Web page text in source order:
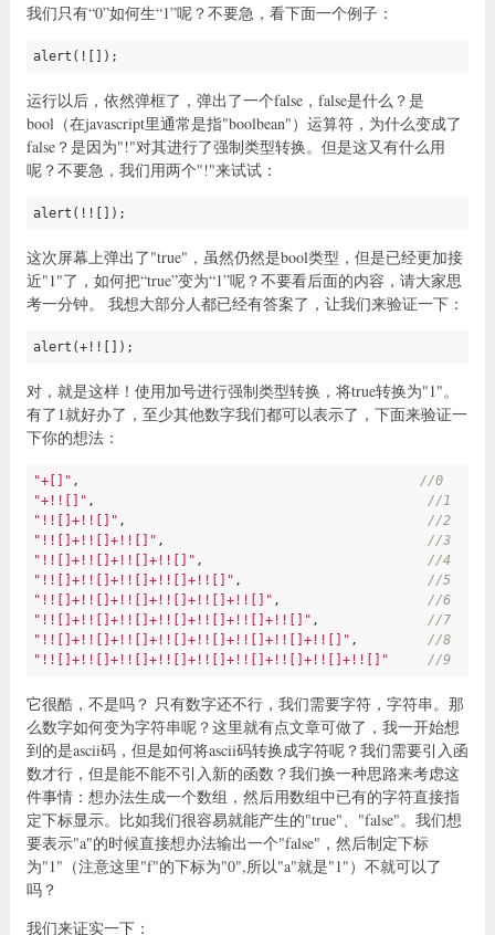
我们只有“0”如何生“1”呢？不要急，看下面一个例子：
alert(![]);
运行以后，依然弹框了，弹出了一个false，false是什么？是
bool（在javascript里通常是指"boolbean"）运算符，为什么变成了
false？是因为"!"对其进行了强制类型转换。但是这又有什么用
呢？不要急，我们用两个"!"来试试：
alert(!![]);
这次屏幕上弹出了"true"，虽然仍然是bool类型，但是已经更加接
近"1"了，如何把“true”变为“1”呢？不要看后面的内容，请大家思
考一分钟。 我想大部分人都已经有答案了，让我们来验证一下：
alert(+!![]);
对，就是这样！使用加号进行强制类型转换，将true转换为"1"。
有了1就好办了，至少其他数字我们都可以表示了，下面来验证一
下你的想法：
"+[]" , //0
"+!![]" , //1
"!![]+!![]" , //2
"!![]+!![]+!![]" , //3
"!![]+!![]+!![]+!![]" , //4
"!![]+!![]+!![]+!![]+!![]" , //5
"!![]+!![]+!![]+!![]+!![]+!![]" , //6
"!![]+!![]+!![]+!![]+!![]+!![]+!![]" , //7
"!![]+!![]+!![]+!![]+!![]+!![]+!![]+!![]" , //8
"!![]+!![]+!![]+!![]+!![]+!![]+!![]+!![]+!![]"
//9
它很酷，不是吗？ 只有数字还不行，我们需要字符，字符串。那
么数字如何变为字符串呢？这里就有点文章可做了，我一开始想
到的是ascii码，但是如何将ascii码转换成字符呢？我们需要引入函
数才行，但是能不能不引入新的函数？我们换一种思路来考虑这
件事情：想办法生成一个数组，然后用数组中已有的字符直接指
定下标显示。比如我们很容易就能产生的"true"、"false"。我们想
要表示"a"的时候直接想办法输出一个"false"，然后制定下标
为"1"（注意这里"f"的下标为"0",所以"a"就是"1"）不就可以了
吗？
我们来证实一下：